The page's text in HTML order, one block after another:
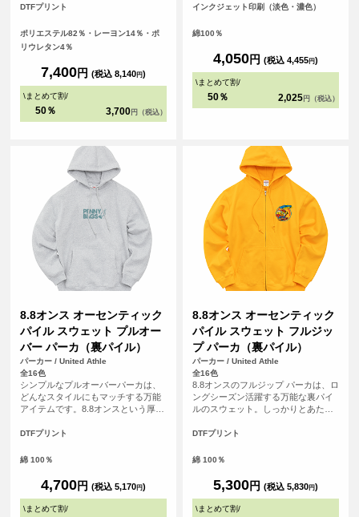
ダンボールニット素材を使用してい
しておすすめのアイテムです。
DTFプリント
ポリエステル82％・レーヨン14％・ポ
リウレタン4％
7,400円 (税込 8,140円)
\まとめて割/
50％ 3,700 円（税込）
れるカジュアルさが嬉しいパーカー
インクジェット印刷（淡色・濃色）
綿100％
4,050円 (税込 4,455円)
\まとめて割/
50％ 2,025 円（税込）
8.8オンス オーセンティック
パイル スウェット プルオー
バー パーカ（裏パイル）
パーカー / United Athle
全16色
シンプルなプルオーバーパーカは、
どんなスタイルにもマッチする万能
アイテムです。8.8オンスという厚み
生地厚。王道のストリートスタイル
ー・アウトドアなど、多くのスタイ
ています。
DTFプリント
綿 100％
4,700円 (税込 5,170円)
\まとめて割/
8.8オンス オーセンティック
パイル スウェット フルジッ
プ パーカ（裏パイル）
パーカー / United Athle
全16色
8.8オンスのフルジップ パーカは、ロ
ングシーズン活躍する万能な裏パイ
ルのスウェット。しっかりとあたた
した雰囲気を演出する絶妙な厚みで
ードの立体感・ひもの太さといった
製シングルスライダーを採用するこ
とで、オーセンティックなアイテム
に仕上げています。カラー・サイズ
DTFプリント
綿 100％
5,300円 (税込 5,830円)
\まとめて割/